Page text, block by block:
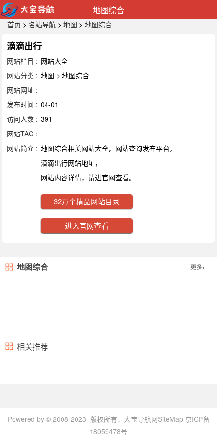
地图综合
首页 > 名站导航 > 地图 > 地图综合
滴滴出行
网站栏目 : 网站大全
网站分类 : 地图 > 地图综合
网站网址 :
发布时间 : 04-01
访问人数 : 391
网站TAG :
网站简介 : 地图综合相关网站大全，网站查询发布平台。
滴滴出行网站地址，
网站内容详情，请进官网查看。
32万个精品网站目录
进入官网查看
地图综合 更多+
相关推荐
Powered by © 2008-2023 版权所有： 大宝导航网SiteMap 京ICP备
18059478号